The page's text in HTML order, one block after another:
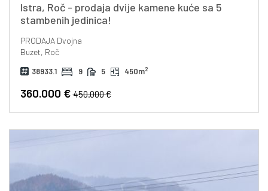
Istra, Roč - prodaja dvije kamene kuće sa 5
stambenih jedinica!
PRODAJADvojna
Buzet, Roč
38933.1 9 5 450m2
360.000 €450.000 €